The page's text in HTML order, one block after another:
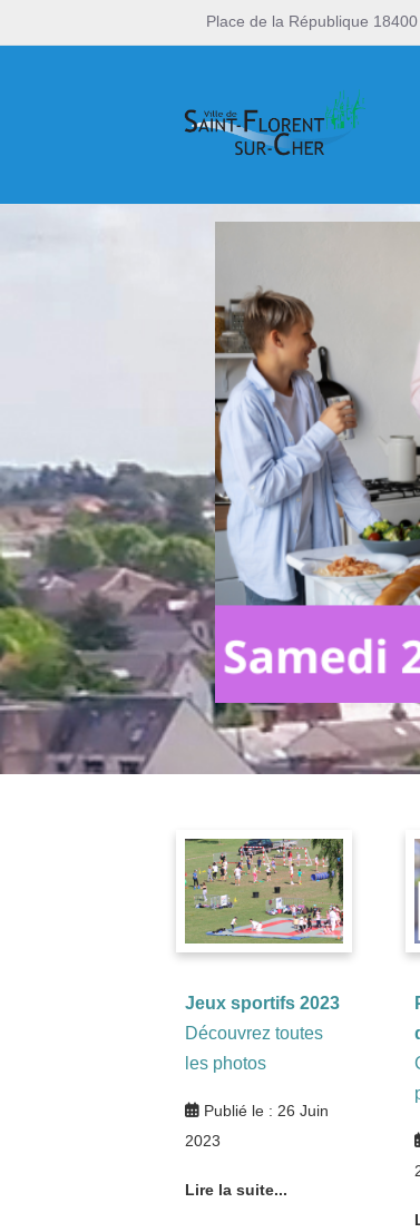
Place de la République
Jeux sportifs 2023
Découvrez toutes
les photos
Publié le : 26 Juin
2023
Lire la suite...